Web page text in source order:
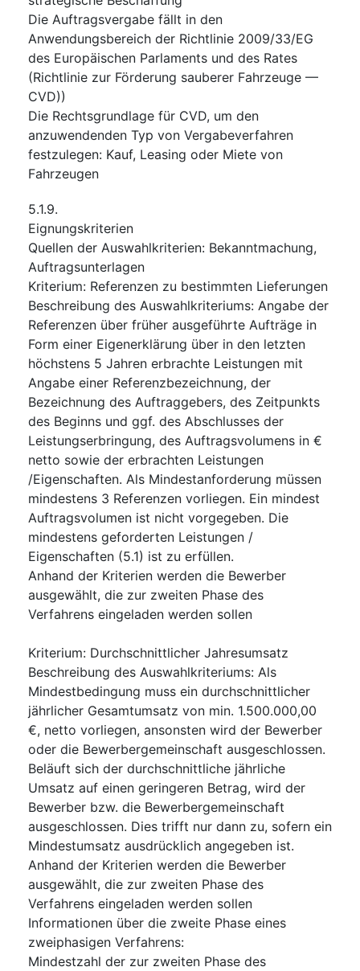
Die Auftragsvergabe fällt in den
Anwendungsbereich der Richtlinie 2009/33/EG
des Europäischen Parlaments und des Rates
(Richtlinie zur Förderung sauberer Fahrzeuge —
CVD))
Die Rechtsgrundlage für CVD, um den
anzuwendenden Typ von Vergabeverfahren
festzulegen: Kauf, Leasing oder Miete von
Fahrzeugen
5.1.9.
Eignungskriterien
Quellen der Auswahlkriterien: Bekanntmachung,
Auftragsunterlagen
Kriterium: Referenzen zu bestimmten Lieferungen
Beschreibung des Auswahlkriteriums: Angabe der
Referenzen über früher ausgeführte Aufträge in
Form einer Eigenerklärung über in den letzten
höchstens 5 Jahren erbrachte Leistungen mit
Angabe einer Referenzbezeichnung, der
Bezeichnung des Auftraggebers, des Zeitpunkts
des Beginns und ggf. des Abschlusses der
Leistungserbringung, des Auftragsvolumens in €
netto sowie der erbrachten Leistungen
/Eigenschaften. Als Mindestanforderung müssen
mindestens 3 Referenzen vorliegen. Ein mindest
Auftragsvolumen ist nicht vorgegeben. Die
mindestens geforderten Leistungen /
Eigenschaften (5.1) ist zu erfüllen.
Anhand der Kriterien werden die Bewerber
ausgewählt, die zur zweiten Phase des
Verfahrens eingeladen werden sollen
Kriterium: Durchschnittlicher Jahresumsatz
Beschreibung des Auswahlkriteriums: Als
Mindestbedingung muss ein durchschnittlicher
jährlicher Gesamtumsatz von min. 1.500.000,00
€, netto vorliegen, ansonsten wird der Bewerber
oder die Bewerbergemeinschaft ausgeschlossen.
Beläuft sich der durchschnittliche jährliche
Umsatz auf einen geringeren Betrag, wird der
Bewerber bzw. die Bewerbergemeinschaft
ausgeschlossen. Dies trifft nur dann zu, sofern ein
Mindestumsatz ausdrücklich angegeben ist.
Anhand der Kriterien werden die Bewerber
ausgewählt, die zur zweiten Phase des
Verfahrens eingeladen werden sollen
Informationen über die zweite Phase eines
zweiphasigen Verfahrens:
Mindestzahl der zur zweiten Phase des